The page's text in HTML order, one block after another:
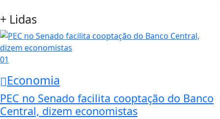
+ Lidas
01
Economia
PEC no Senado facilita cooptação do Banco
Central, dizem economistas